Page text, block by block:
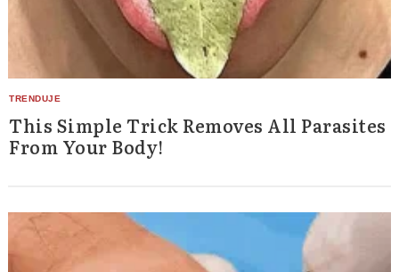
This Simple Trick Removes All Parasites
From Your Body!